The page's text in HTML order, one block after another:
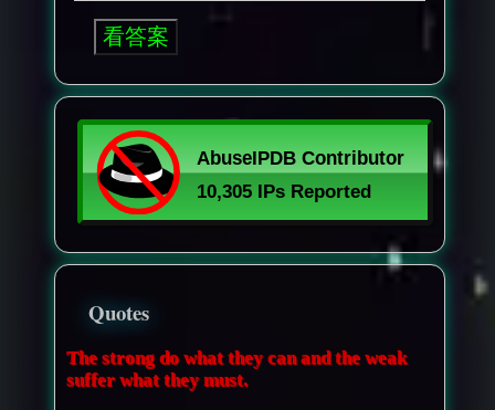
Quotes
The strong do what they can and the weak
suffer what they must.